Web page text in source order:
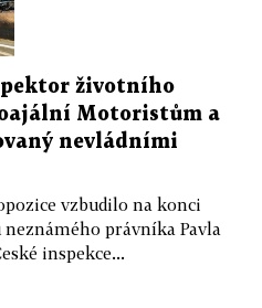
životního
Motoristům a
nevládními
vzbudilo na konci
právníka Pavla
inspekce...